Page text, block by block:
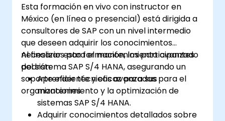
Esta formación en vivo con instructor en
México (en línea o presencial) está dirigida a
consultores de SAP con un nivel intermedio
que deseen adquirir los conocimientos
necesarios para el mantenimiento avanzado
del sistema SAP S/4 HANA, asegurando un
soporte eficiente y eficaz para sus
organizaciones.
Al finalizar esta formación, los participantes
podrán:
Aprender técnicas avanzadas para el
mantenimiento y la optimización de
sistemas SAP S/4 HANA.
Adquirir conocimientos detallados sobre